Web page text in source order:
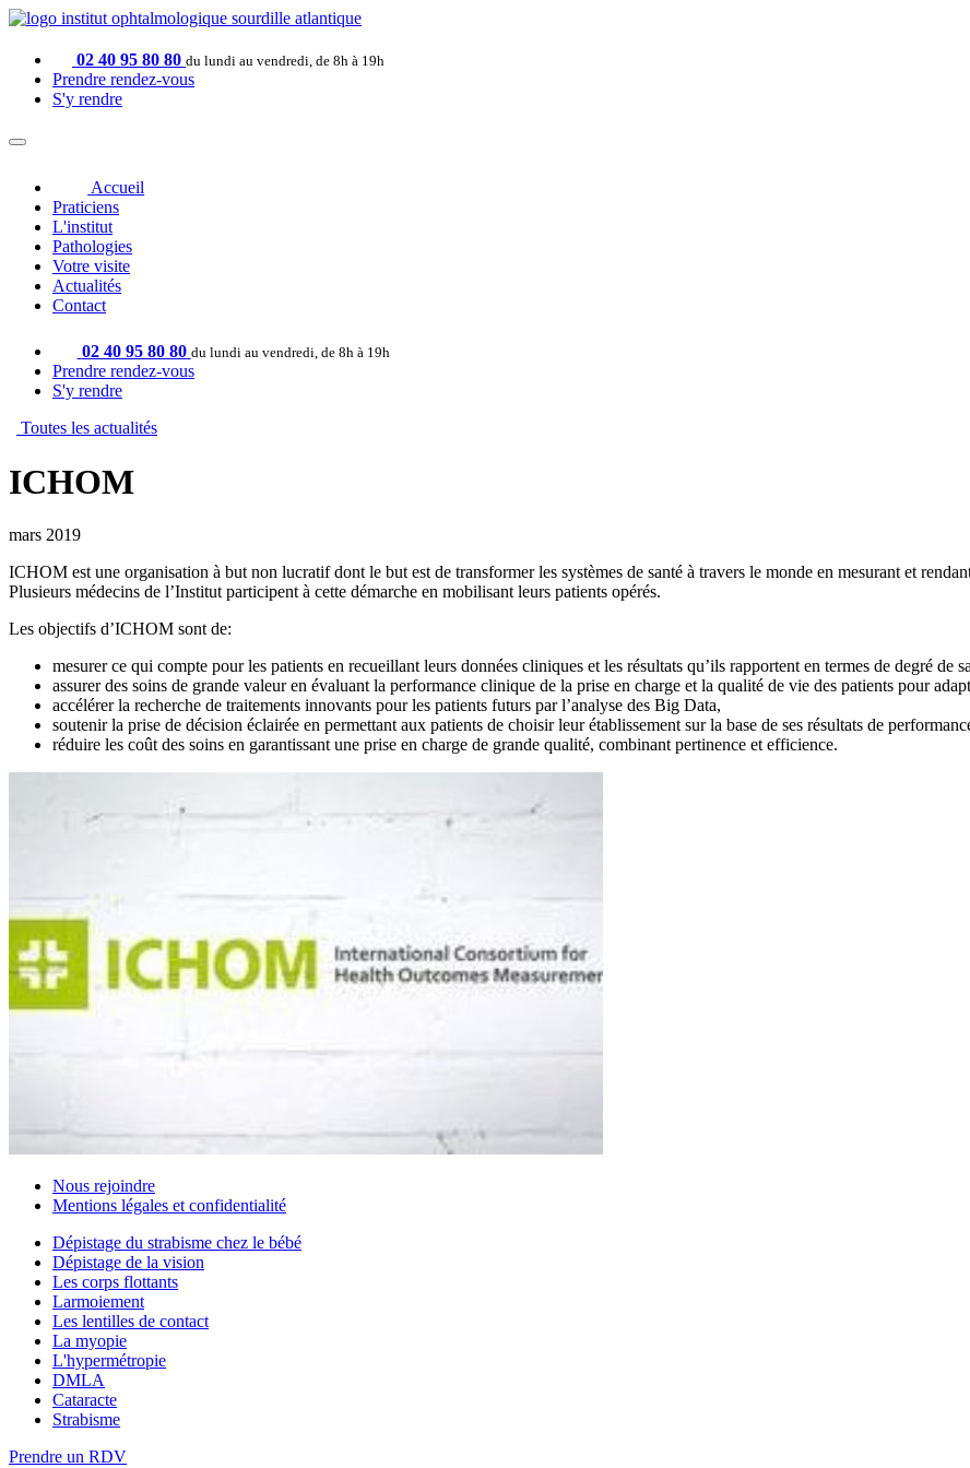
02 40 95 80 80 du lundi au vendredi, de 8h à 19h
Prendre rendez-vous
S'y rendre
Accueil
Praticiens
L'institut
Pathologies
Votre visite
Actualités
Contact
02 40 95 80 80 du lundi au vendredi, de 8h à 19h
Prendre rendez-vous
S'y rendre
Toutes les actualités
ICHOM
mars 2019
ICHOM est une organisation à but non lucratif dont le but est de transformer les systèmes de santé à travers le monde en mesurant et
Plusieurs médecins de l’Institut participent à cette démarche en mobilisant leurs patients opérés.
Les objectifs d’ICHOM sont de:
mesurer ce qui compte pour les patients en recueillant leurs données cliniques et les résultats qu’ils rapportent en termes de degré de
assurer des soins de grande valeur en évaluant la performance clinique de la prise en charge et la qualité de vie des patients pour
accélérer la recherche de traitements innovants pour les patients futurs par l’analyse des Big Data,
soutenir la prise de décision éclairée en permettant aux patients de choisir leur établissement sur la base de ses résultats de
réduire les coût des soins en garantissant une prise en charge de grande qualité, combinant pertinence et efficience.
Nous rejoindre
Mentions légales et confidentialité
Dépistage du strabisme chez le bébé
Dépistage de la vision
Les corps flottants
Larmoiement
Les lentilles de contact
La myopie
L'hypermétropie
DMLA
Cataracte
Strabisme
Prendre un RDV